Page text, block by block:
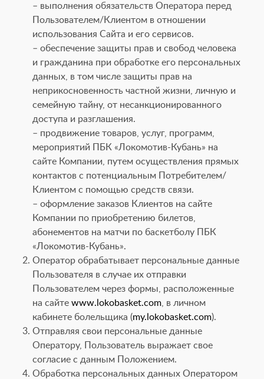
– выполнения обязательств Оператора перед
Пользователем/Клиентом в отношении
использования Сайта и его сервисов.
– обеспечение защиты прав и свобод человека
и гражданина при обработке его персональных
данных, в том числе защиты прав на
неприкосновенность частной жизни, личную и
семейную тайну, от несанкционированного
доступа и разглашения.
– продвижение товаров, услуг, программ,
мероприятий ПБК «Локомотив-Кубань» на
сайте Компании, путем осуществления прямых
контактов с потенциальным Потребителем/
Клиентом с помощью средств связи.
– оформление заказов Клиентов на сайте
Компании по приобретению билетов,
абонементов на матчи по баскетболу ПБК
«Локомотив-Кубань».
Оператор обрабатывает персональные данные
Пользователя в случае их отправки
Пользователем через формы, расположенные
на сайте www.lokobasket.com , в личном
кабинете болельщика (my.lokobasket.com).
Отправляя свои персональные данные
Оператору, Пользователь выражает свое
согласие с данным Положением.
Обработка персональных данных Оператором